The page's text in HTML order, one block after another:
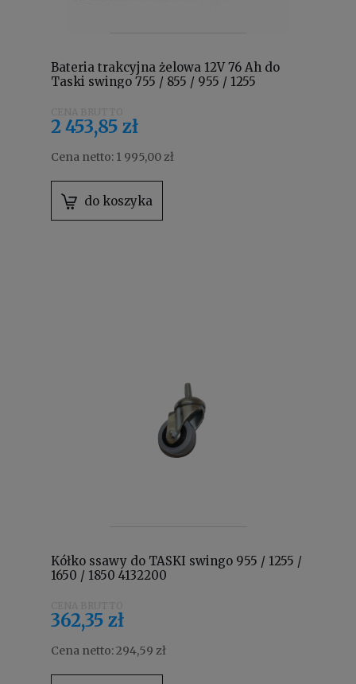
Bateria trakcyjna żelowa 12V 76 Ah do
Taski swingo 755 / 855 / 955 / 1255
2 453,85 zł
Cena netto: 1 995,00 zł
do koszyka
Kółko ssawy do TASKI swingo 955 / 1255 /
1650 / 1850 4132200
362,35 zł
Cena netto:294,59 zł